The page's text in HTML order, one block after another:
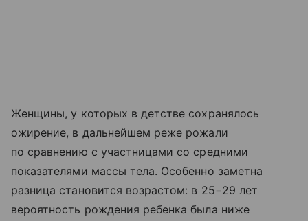
Женщины, у которых в детстве сохранялось
ожирение, в дальнейшем реже рожали
по сравнению с участницами со средними
показателями массы тела. Особенно заметна
разница становится возрастом: в 25−29 лет
вероятность рождения ребенка была ниже